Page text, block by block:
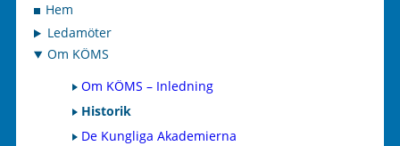
Hem
Ledamöter
Om KÖMS
Om KÖMS – Inledning
Historik
De Kungliga Akademierna